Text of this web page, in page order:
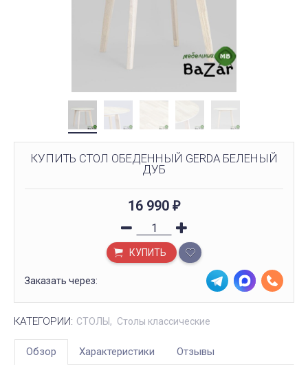
КУПИТЬ СТОЛ ОБЕДЕННЫЙ GERDA БЕЛЕНЫЙ
ДУБ
16 990 ₽
КУПИТЬ
Заказать через:
КАТЕГОРИИ: СТОЛЫ Столы классические
Обзор Характеристики Отзывы